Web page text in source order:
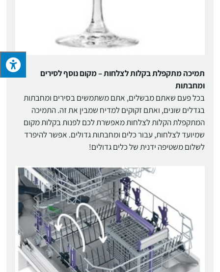
תמיכה מתקפלת בקלות לצלחות – מקום נוסף לסירים
ומחבתות
בכל פעם שאתם מבשלים, אתם משתמשים בסירים ומחבתות
בגדלים שונים, ואתם זקוקים למדיח שמבין את זה. התמיכה
המתקפלת הקלות לצלחות מאפשרת לכם לפנות בקלות מקום
שמיועד לצלחות, עבור כלים ומחבתות גדולים. אפשר להיפרד
לשלום משטיפה ידנית של כלים גדולים!